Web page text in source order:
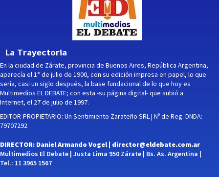
La Trayectoria
En la ciudad de Zárate, provincia de Buenos Aires, República Argentina,
aparecía el 1° de julio de 1900, con su edición impresa en papel, lo que
sería, casi un siglo después, la base fundacional de lo que hoy es
Multimedios EL DEBATE; con esta -su página digital- que subió a
Internet, el 27 de julio de 1997.
EDITOR-PROPIETARIO: Un Sentimiento Zarateño SRL | Nº de Reg. DNDA:
79707292
DIRECTOR: Daniel Armando Vogel | director@eldebate.com.ar
Multimedios El Debate | Justa Lima 950 Zárate | Bs. As. Argentina |
Tel.: 11 3965 1567